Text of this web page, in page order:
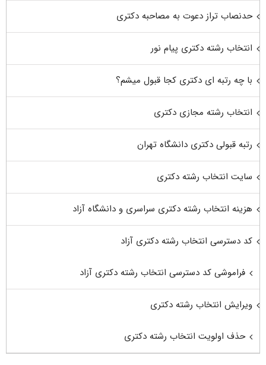
حدنصاب تراز دعوت به مصاحبه دکتری
انتخاب رشته دکتری پیام نور
با چه رتبه ای دکتری کجا قبول میشم؟
انتخاب رشته مجازی دکتری
رتبه قبولی دکتری دانشگاه تهران
سایت انتخاب رشته دکتری
هزینه انتخاب رشته دکتری سراسری و دانشگاه آزاد
کد دسترسی انتخاب رشته دکتری آزاد
فراموشی کد دسترسی انتخاب رشته دکتری آزاد
ویرایش انتخاب رشته دکتری
حذف اولویت انتخاب رشته دکتری